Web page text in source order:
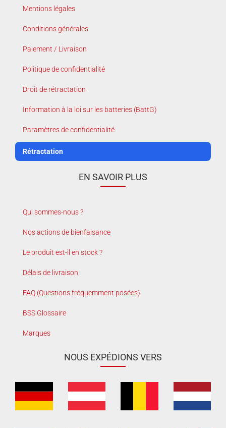
Mentions légales
Conditions générales
Paiement / Livraison
Politique de confidentialité
Droit de rétractation
Information à la loi sur les batteries (BattG)
Paramètres de confidentialité
Rétractation
EN SAVOIR PLUS
Qui sommes-nous ?
Nos actions de bienfaisance
Le produit est-il en stock ?
Délais de livraison
FAQ (Questions fréquemment posées)
BSS Glossaire
Marques
NOUS EXPÉDIONS VERS